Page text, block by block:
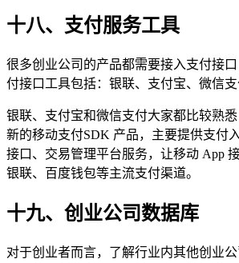
十八、支付服务工具
很多创业公司的产品都需要接入支付接
付接口工具包括：银联、支付宝、微信支
银联、支付宝和微信支付大家都比较熟
新的移动支付SDK 产品，主要提供支付
接口、交易管理平台服务，让移动 App
银联、百度钱包等主流支付渠道。
十九、创业公司数据库
对于创业者而言，了解行业内其他创业